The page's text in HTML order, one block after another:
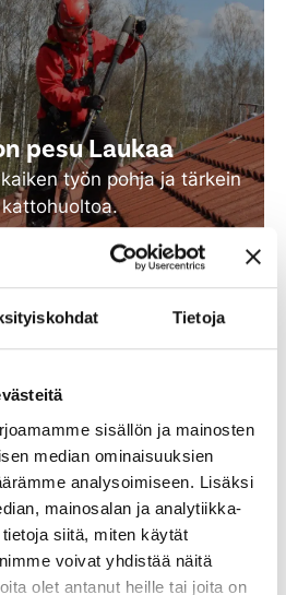
Tietoja
sisällön ja mainosten
median ominaisuuksien
analysoimiseen. Lisäksi
mainosalan ja analytiikka-
siitä, miten käytät
voivat yhdistää näitä
olet antanut heille tai joita on
pesu Laukaa
työn pohja ja tärkein
ainekäsittely
Laukaa